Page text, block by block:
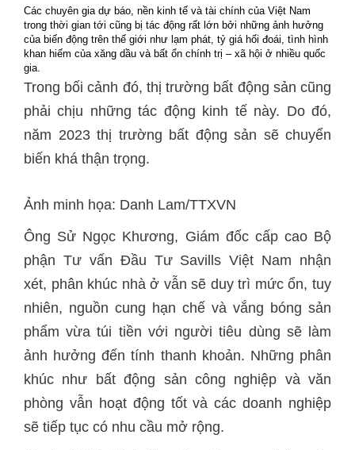
Các chuyên gia dự báo, nền kinh tế và tài chính của Việt Nam
trong thời gian tới cũng bị tác động rất lớn bởi những ảnh hưởng
của biến động trên thế giới như lạm phát, tỷ giá hối đoái, tình hình
khan hiếm của xăng dầu và bất ổn chính trị – xã hội ở nhiều quốc
gia.
Trong bối cảnh đó, thị trường bất động sản cũng
phải chịu những tác động kinh tế này. Do đó,
năm 2023 thị trường bất động sản sẽ chuyển
biến khá thận trọng.
Ảnh minh họa: Danh Lam/TTXVN
Ông Sử Ngọc Khương, Giám đốc cấp cao Bộ
phận Tư vấn Đầu Tư Savills Việt Nam nhận
xét, phân khúc nhà ở vẫn sẽ duy trì mức ổn, tuy
nhiên, nguồn cung hạn chế và vắng bóng sản
phẩm vừa túi tiền với người tiêu dùng sẽ làm
ảnh hưởng đến tính thanh khoản. Những phân
khúc như bất động sản công nghiệp và văn
phòng vẫn hoạt động tốt và các doanh nghiệp
sẽ tiếp tục có nhu cầu mở rộng.